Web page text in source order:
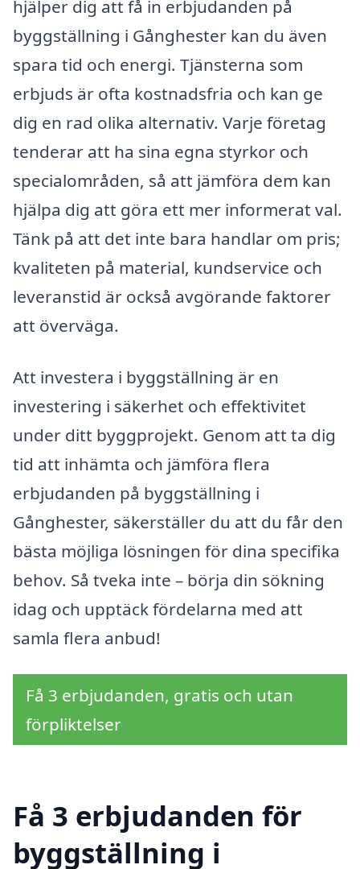
hjälper dig att få in erbjudanden på
byggställning i Gånghester kan du även
spara tid och energi. Tjänsterna som
erbjuds är ofta kostnadsfria och kan ge
dig en rad olika alternativ. Varje företag
tenderar att ha sina egna styrkor och
specialområden, så att jämföra dem kan
hjälpa dig att göra ett mer informerat val.
Tänk på att det inte bara handlar om pris;
kvaliteten på material, kundservice och
leveranstid är också avgörande faktorer
att överväga.
Att investera i byggställning är en
investering i säkerhet och effektivitet
under ditt byggprojekt. Genom att ta dig
tid att inhämta och jämföra flera
erbjudanden på byggställning i
Gånghester, säkerställer du att du får den
bästa möjliga lösningen för dina specifika
behov. Så tveka inte – börja din sökning
idag och upptäck fördelarna med att
samla flera anbud!
Få 3 erbjudanden, gratis och utan
förpliktelser
Få 3 erbjudanden för
byggställning i